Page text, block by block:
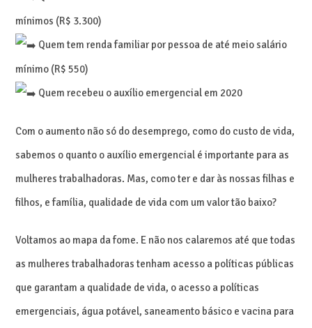
mínimos (R$ 3.300)
Quem tem renda familiar por pessoa de até meio salário
mínimo (R$ 550)
Quem recebeu o auxílio emergencial em 2020
Com o aumento não só do desemprego, como do custo de vida,
sabemos o quanto o auxílio emergencial é importante para as
mulheres trabalhadoras. Mas, como ter e dar às nossas filhas e
filhos, e família, qualidade de vida com um valor tão baixo?
Voltamos ao mapa da fome. E não nos calaremos até que todas
as mulheres trabalhadoras tenham acesso a políticas públicas
que garantam a qualidade de vida, o acesso a políticas
emergenciais, água potável, saneamento básico e vacina para